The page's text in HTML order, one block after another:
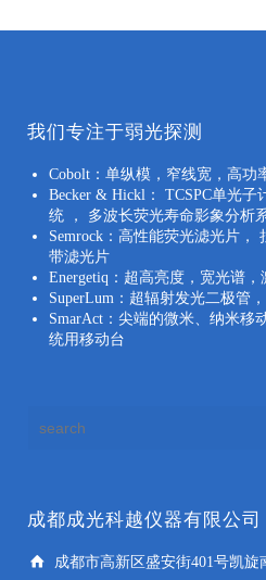
我们专注于弱光探测
Cobolt：单纵模，窄线宽，高功
Becker & Hickl： TCSPC单光
统 ， 多波长荧光寿命影象分析
Semrock：高性能荧光滤光片，
带滤光片
Energetiq：超高亮度，宽光谱
SuperLum：超辐射发光二极管
SmarAct：尖端的微米、纳米移
统用移动台
成都成光科越仪器有限公司
成都市高新区盛安街401号凯旋